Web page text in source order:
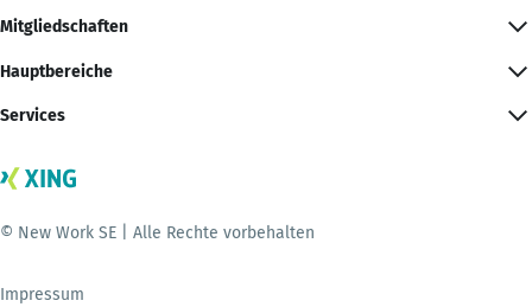
Mitgliedschaften
Hauptbereiche
Services
© New Work SE | Alle Rechte vorbehalten
Impressum